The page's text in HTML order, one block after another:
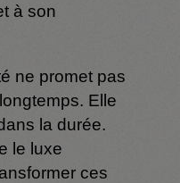
à son
ne promet pas
Elle
la durée.
le luxe
ces